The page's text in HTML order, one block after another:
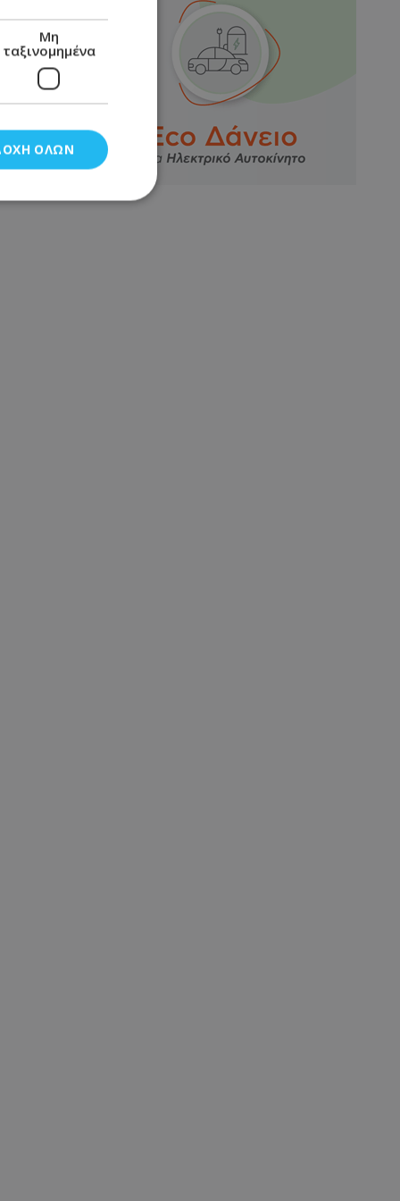
Μη
ταξινομημένα
ΌΛΩΝ
και τη
cookies.
το
σύμφωνα με τον
με τον τρόπο
ιστότοπο και
που μπορεί να
δεδομένα
του
τιμώνται σε
ανθρώπων
επωφελές
σχετικά με
Script.com